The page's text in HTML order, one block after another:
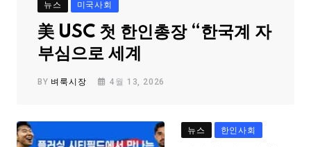
뉴스 미국사회
美 USC 첫 한인총장 “한국계 자
부심으로 세계
BY 벼룩시장 4월 13, 2026
뉴스 한인사회